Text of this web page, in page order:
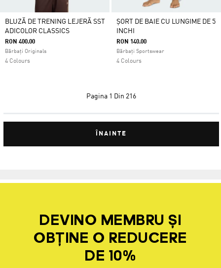
BLUZĂ DE TRENING LEJERĂ SST
ADICOLOR CLASSICS
RON 400.00
Bărbați Originals
4 Colours
ȘORT DE BAIE CU LUNGIME DE 5
INCHI
RON 140.00
Bărbați Sportswear
4 Colours
Pagina 1 Din 216
ÎNAINTE
DEVINO MEMBRU ȘI
OBȚINE O REDUCERE
DE 10%